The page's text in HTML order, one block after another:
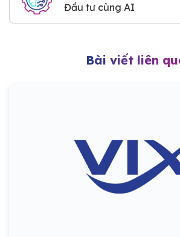
Đầu tư cùng AI
Bài viết liên